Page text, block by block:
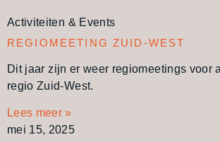
Activiteiten & Events
REGIOMEETING ZUID-WEST
Dit jaar zijn er weer regiomeetings voor
regio Zuid-West.
Lees meer »
mei 15, 2025